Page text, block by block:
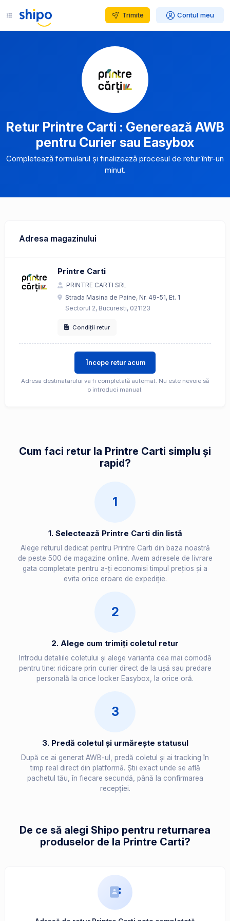
Trimite Contul meu
Retur Printre Carti : Generează AWB
pentru Curier sau Easybox
Completează formularul și finalizează procesul de retur într-un
minut.
Adresa magazinului
Printre Carti
PRINTRE CARTI SRL
Strada Masina de Paine, Nr. 49-51, Et. 1
Sectorul 2, Bucuresti, 021123
Condiții retur
Începe retur acum
Adresa destinatarului va fi completată automat. Nu este nevoie să
o introduci manual.
Cum faci retur la Printre Carti simplu și
rapid?
1
1. Selectează Printre Carti din listă
Alege returul dedicat pentru Printre Carti din baza noastră
de peste 500 de magazine online. Avem adresele de livrare
gata completate pentru a-ți economisi timpul prețios și a
evita orice eroare de expediție.
2
2. Alege cum trimiți coletul retur
Introdu detaliile coletului și alege varianta cea mai comodă
pentru tine: ridicare prin curier direct de la ușă sau predare
personală la orice locker Easybox, la orice oră.
3
3. Predă coletul și urmărește statusul
După ce ai generat AWB-ul, predă coletul și ai tracking în
timp real direct din platformă. Știi exact unde se află
pachetul tău, în fiecare secundă, până la confirmarea
recepției.
De ce să alegi Shipo pentru returnarea
produselor de la Printre Carti?